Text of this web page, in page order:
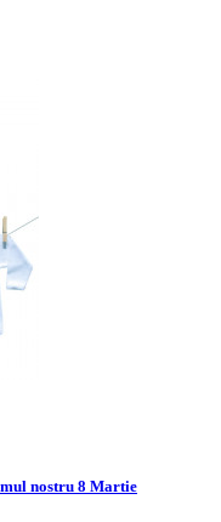
nostru 8 Martie